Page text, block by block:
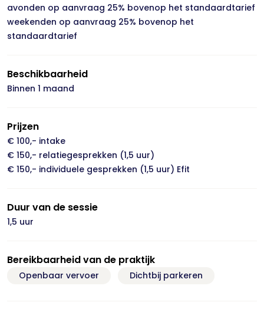
avonden op aanvraag 25% bovenop het standaardtarief
weekenden op aanvraag 25% bovenop het
standaardtarief
Beschikbaarheid
Binnen 1 maand
Prijzen
€ 100,- intake
€ 150,- relatiegesprekken (1,5 uur)
€ 150,- individuele gesprekken (1,5 uur) Efit
Duur van de sessie
1,5 uur
Bereikbaarheid van de praktijk
Openbaar vervoer Dichtbij parkeren